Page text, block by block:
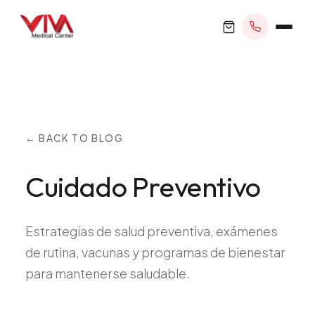
Atención el Mismo Día
Medicina Interna
Psiquiatría
+1 305 209 0001
Lun–Vie 8:30AM–4:30PM · Sáb con cita
← BACK TO BLOG
Cuidado Preventivo
Estrategias de salud preventiva, exámenes
de rutina, vacunas y programas de bienestar
para mantenerse saludable.